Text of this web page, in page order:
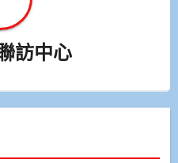
訪中心